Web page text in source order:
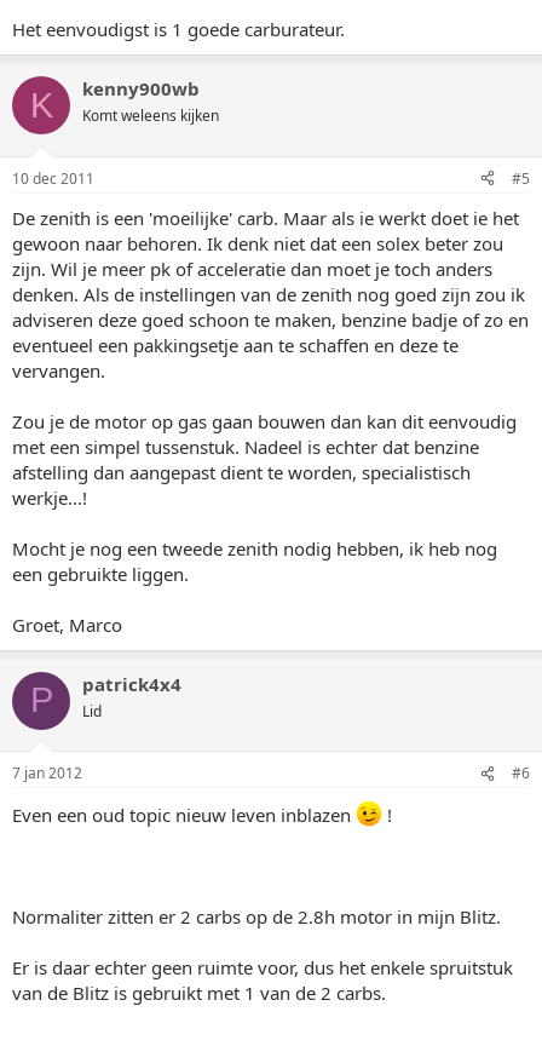
Het eenvoudigst is 1 goede carburateur.
K kenny900wb
Komt weleens kijken
10 dec 2011 #5
De zenith is een 'moeilijke' carb. Maar als ie werkt doet ie het
gewoon naar behoren. Ik denk niet dat een solex beter zou
zijn. Wil je meer pk of acceleratie dan moet je toch anders
denken. Als de instellingen van de zenith nog goed zijn zou ik
adviseren deze goed schoon te maken, benzine badje of zo en
eventueel een pakkingsetje aan te schaffen en deze te
vervangen.
Zou je de motor op gas gaan bouwen dan kan dit eenvoudig
met een simpel tussenstuk. Nadeel is echter dat benzine
afstelling dan aangepast dient te worden, specialistisch
werkje...!
Mocht je nog een tweede zenith nodig hebben, ik heb nog
een gebruikte liggen.
Groet, Marco
P patrick4x4
Lid
7 jan 2012 #6
Even een oud topic nieuw leven inblazen !
Normaliter zitten er 2 carbs op de 2.8h motor in mijn Blitz.
Er is daar echter geen ruimte voor, dus het enkele spruitstuk
van de Blitz is gebruikt met 1 van de 2 carbs.